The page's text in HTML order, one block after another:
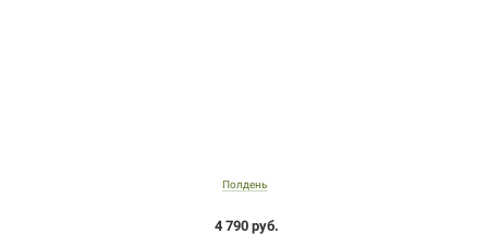
Полдень
4 790 руб.